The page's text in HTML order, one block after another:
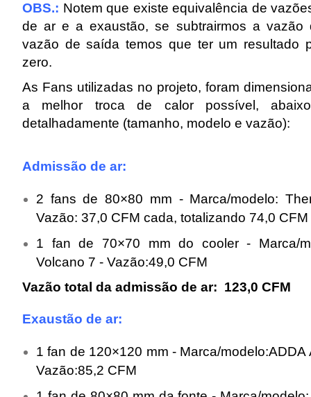
OBS.: Notem que existe equivalência de
de ar e a exaustão, se subtrairmos a vazão
vazão de saída temos que ter um resultado
zero.
As Fans utilizadas no projeto, foram
a melhor troca de calor possível,
detalhadamente (tamanho, modelo e vazão):
Admissão de ar:
2 fans de 80×80 mm - Marca/modelo:
Vazão: 37,0 CFM cada, totalizando 74,0 CFM
1 fan de 70×70 mm do cooler - Marca/
Volcano 7 - Vazão:49,0 CFM
Vazão total da admissão de ar: 123,0 CFM
Exaustão de ar:
1 fan de 120×120 mm - Marca/modelo:ADDA
Vazão:85,2 CFM